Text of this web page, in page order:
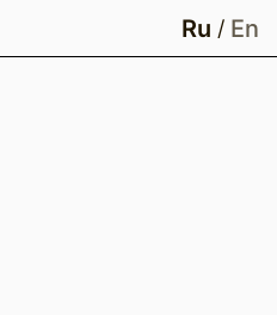
Ru / En